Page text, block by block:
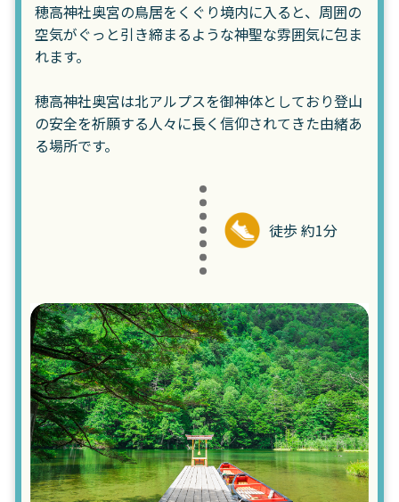
穂高神社奥宮の鳥居をくぐり境内に入ると、周囲の
空気がぐっと引き締まるような神聖な雰囲気に包ま
れます。
穂高神社奥宮は北アルプスを御神体としており登山
の安全を祈願する人々に長く信仰されてきた由緒あ
る場所です。
徒歩 約1分